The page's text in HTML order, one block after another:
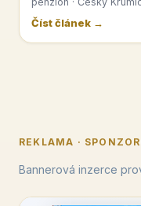
Číst článek →
REKLAMA ·
Bannerová inzerce